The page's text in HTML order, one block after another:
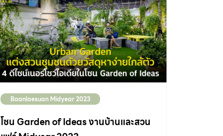
Detail Space ผู้ผลิตเฟอร์นิเจอร์ดีไซน์เท่ที่มีส่วน
ผสมระหว่างงานไม้ งานเหล็ก และการทำสีสนิม
พยายามใส่ลงไปในทุกผลงาน จุด SPARK ความ
ชอบในงานเหล็กผสมไม้และงานสี “แบ่งเป็น 2 ส่วน
ส่วนแรกตอนผมเด็กๆ ยุค 80 ไม่มีของเล่นให้เรา
เหมือนสมัยนี้ ผมชอบทำของเล่นเอง ทำว่าว ทำ
บ้านบนต้นไม้ เลยซึมซับงานประดิษฐ์งานช่างมา
ตั้งแต่เด็ก จุดสปาร์กที่สอง อาจเป็นช่วงเรียนจบมา
Baanlaesuan Midyear 2023
โซน Garden of Ideas งานบ้านและสวน